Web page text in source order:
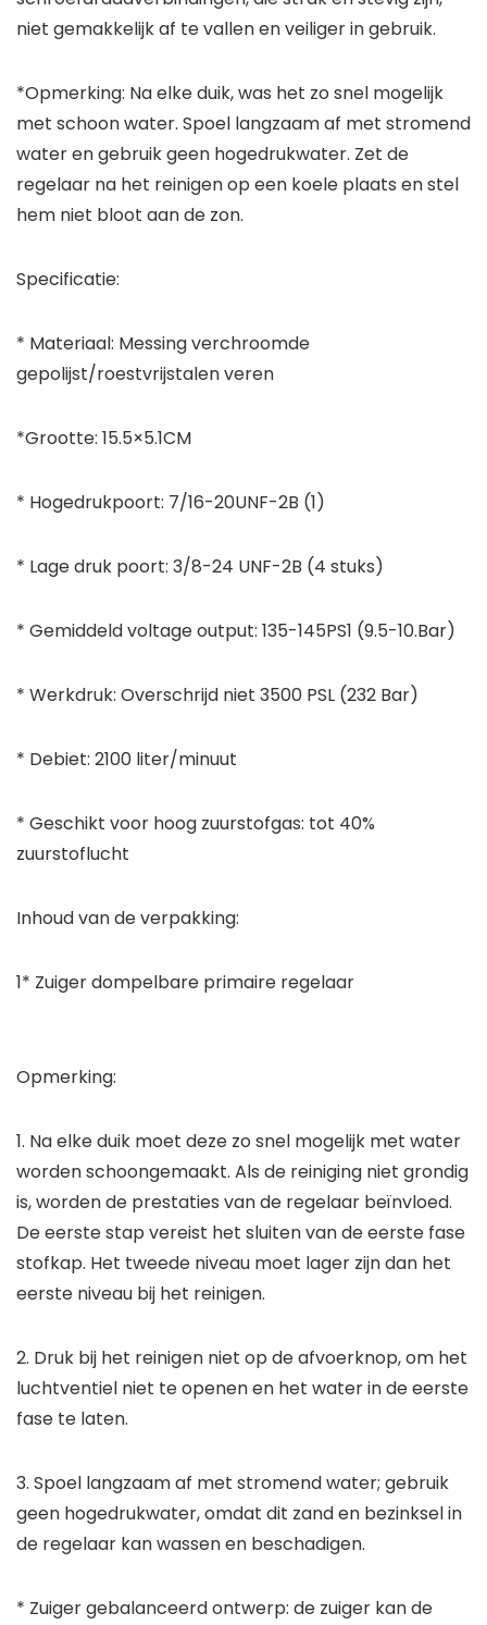
niet gemakkelijk af te vallen en veiliger in gebruik.
*Opmerking: Na elke duik, was het zo snel mogelijk
met schoon water. Spoel langzaam af met stromend
water en gebruik geen hogedrukwater. Zet de
regelaar na het reinigen op een koele plaats en stel
hem niet bloot aan de zon.
Specificatie:
* Materiaal: Messing verchroomde
gepolijst/roestvrijstalen veren
*Grootte: 15.5×5.1CM
* Hogedrukpoort: 7/16-20UNF-2B (1)
* Lage druk poort: 3/8-24 UNF-2B (4 stuks)
* Gemiddeld voltage output: 135-145PS1 (9.5-10.Bar)
* Werkdruk: Overschrijd niet 3500 PSL (232 Bar)
* Debiet: 2100 liter/minuut
* Geschikt voor hoog zuurstofgas: tot 40%
zuurstoflucht
Inhoud van de verpakking:
1* Zuiger dompelbare primaire regelaar
Opmerking:
1. Na elke duik moet deze zo snel mogelijk met water
worden schoongemaakt. Als de reiniging niet grondig
is, worden de prestaties van de regelaar beïnvloed.
De eerste stap vereist het sluiten van de eerste fase
stofkap. Het tweede niveau moet lager zijn dan het
eerste niveau bij het reinigen.
2. Druk bij het reinigen niet op de afvoerknop, om het
luchtventiel niet te openen en het water in de eerste
fase te laten.
3. Spoel langzaam af met stromend water; gebruik
geen hogedrukwater, omdat dit zand en bezinksel in
de regelaar kan wassen en beschadigen.
* Zuiger gebalanceerd ontwerp: de zuiger kan de